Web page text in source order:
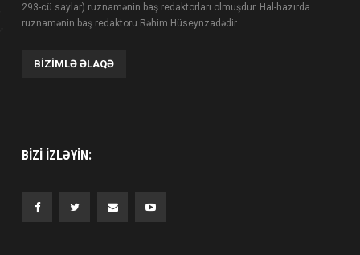
293-cü saylar) ruznamənin baş redaktorları olmuşdur. Hal-hazırda
ruznamənin baş redaktoru Rəhim Hüseynzadədir.
BIZIMLƏ ƏLAQƏ
BIZI IZLƏYIN: